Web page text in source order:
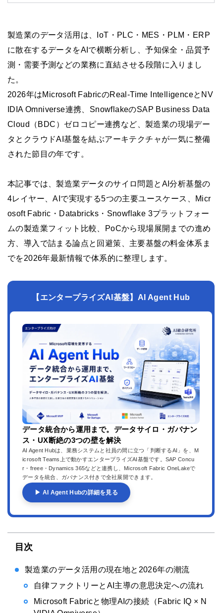
製造業のデータ活用は、IoT・PLC・MES・PLM・ERP
に散在するデータをAIで横断分析し、予知保全・品質予
測・需要予測などの業務に直結させる段階に入りまし
た。
2026年はMicrosoft FabricのReal-Time IntelligenceとNV
IDIA Omniverse連携、SnowflakeのSAP Business Data
Cloud（BDC）ゼロコピー連携など、製造業の現場デー
タとクラウドAI基盤を結ぶアーキテクチャが一気に整備
された節目の年です。
本記事では、製造業データのサイロ問題とAI分析基盤の
4レイヤー、AIで実現する5つの主要ユースケース、Micr
osoft Fabric・Databricks・Snowflake 3プラットフォー
ムの製造業フィット比較、PoCから現場展開までの進め
方、導入で詰まる論点と回避策、主要基盤の料金体系ま
でを2026年最新情報で体系的に整理します。
【エンタープライズAI基盤】AI Agent Hub
データ統合から運用まで。データサイロ・ガバナン
ス・UX断絶の3つの壁を解決
AI Agent Hubは、業務システムと社員の間に立つ「判断するAI」を、M
icrosoft Teams上で動かすエンタープライズAI基盤です。SAP Concu
r・freee・Dynamics 365などと連携し、Microsoft Fabric OneLakeで
データを統合、ガバナンス付きで全社展開できます。
▶ AI Agent Hubの詳細を見る
目次
製造業のデータ活用の現在地と2026年の潮流
自律ファクトリーとAI主導の意思決定への流れ
Microsoft Fabricと物理AIの接続（Fabric IQ × N